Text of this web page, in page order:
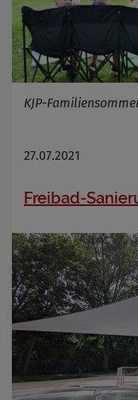
KJP-
27.07.2021
Freibad-